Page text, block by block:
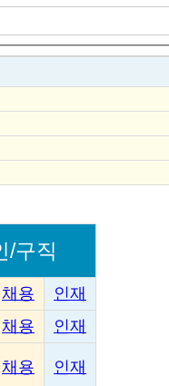
/구직
채용
인재
채용
인재
채용 인재